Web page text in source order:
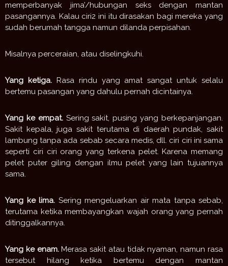
memperbanyak jima’/hubungan seks dengan mantan
pasangannya. Kalau ciri2 ini itu dirasakan bagi mereka yang
sudah berumah tangga namun dilanda perpisahan.
Misalnya perceraian, atau diselingkuhi.
Yang ketiga.Rasa rindu yang amat sangat untuk selalu
bertemu pasangan yang dahulu pernah dicintainya.
Yang ke empat.Sering sakit, pusing yang berkepanjangan.
Sakit kepala, juga sakit terutama di daerah pundak, sakit
lambung tanpa ada sebab secara medis, dll. ciri ciri ini sama
seperti ciri ciri orang yang terkena pelet. Karena memang
pelet puter giling dengan ilmu pelet yang lain tujuannya
sama.
Yang ke lima. Sering mengeluarkan air mata tanpa sebab,
terutama ketika membayangkan wajah orang yang pernah
ditinggalkannya.
Yang ke enam.Merasa sakit atau tidak nyaman, namun rasa
tersebut hilang ketika bertemu dengan mantan